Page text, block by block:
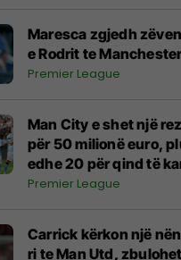
Maresca zgjedh
e Rodrit te
Premier League
Man City e shet një
për 50 milionë euro,
edhe 20 për qind të
Premier League
Carrick kërkon një
ri te Man Utd,